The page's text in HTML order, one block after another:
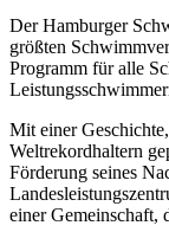
Der Hamburger
größten
Programm für alle
Mit einer
Weltrekordhaltern
Förderung seines
einer Gemeinschaft,